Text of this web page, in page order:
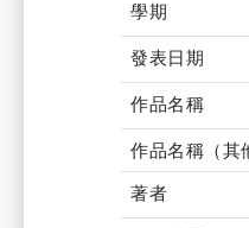
學期
發表日期
作品名稱
作品名稱（其
著者